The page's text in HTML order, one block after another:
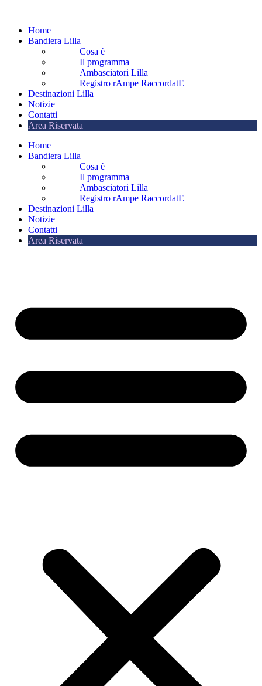
Home
Bandiera Lilla
Cosa è
Il programma
Ambasciatori Lilla
Registro rAmpe RaccordatE
Destinazioni Lilla
Notizie
Contatti
Area Riservata
Home
Bandiera Lilla
Cosa è
Il programma
Ambasciatori Lilla
Registro rAmpe RaccordatE
Destinazioni Lilla
Notizie
Contatti
Area Riservata